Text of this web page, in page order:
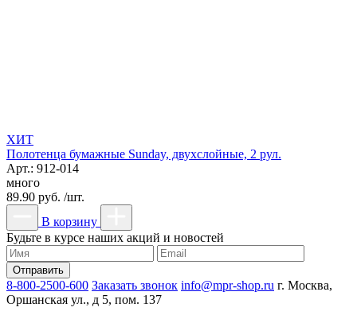
ХИТ
Полотенца бумажные Sunday, двухслойные, 2 рул.
Арт.: 912-014
много
89.90 руб. /шт.
В корзину
Будьте в курсе наших акций и новостей
8-800-2500-600 Заказать звонок info@mpr-shop.ru г. Москва,
Оршанская ул., д 5, пом. 137